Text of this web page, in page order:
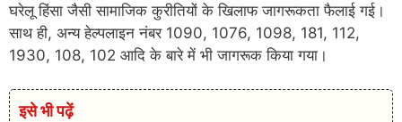
घरेलू हिंसा जैसी सामाजिक कुरीतियों के खिलाफ जागरूकता फैलाई गई।
साथ ही, अन्य हेल्पलाइन नंबर 1090, 1076, 1098, 181, 112,
1930, 108, 102 आदि के बारे में भी जागरूक किया गया।
इसे भी पढ़ें